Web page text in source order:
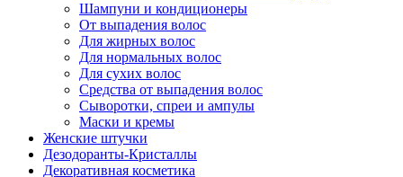
Шампуни и кондиционеры
От выпадения волос
Для жирных волос
Для нормальных волос
Для сухих волос
Средства от выпадения волос
Сыворотки, спреи и ампулы
Маски и кремы
Женские штучки
Дезодоранты-Кристаллы
Декоративная косметика